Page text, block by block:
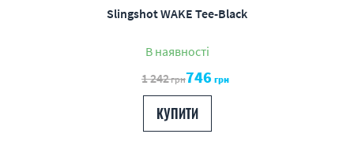
Slingshot WAKE Tee-Black
В наявності
1 242грн746грн
КУПИТИ